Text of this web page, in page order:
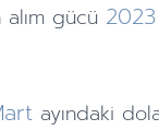
alım gücü 2023
ayındaki